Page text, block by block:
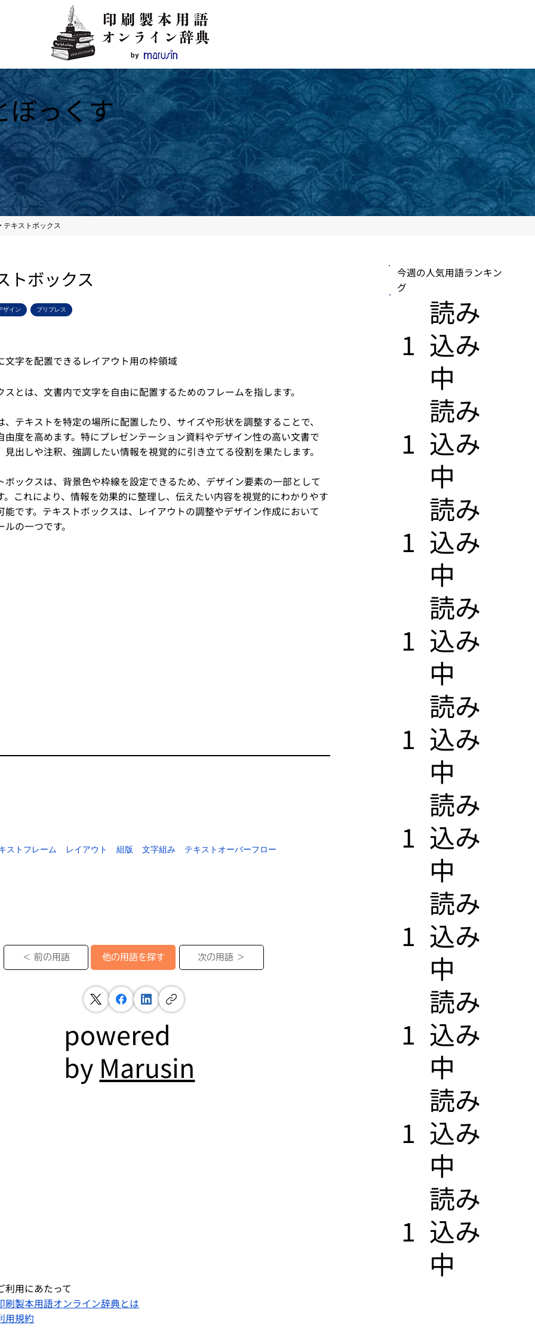
ぼっくす
テキストボックス
トボックス
ザイン プリプレス
文字を配置できるレイアウト用の枠領域
スとは、文書内で文字を自由に配置するためのフレームを指します。
、テキストを特定の場所に配置したり、サイズや形状を調整することで、
由度を高めます。特にプレゼンテーション資料やデザイン性の高い文書で
見出しや注釈、強調したい情報を視覚的に引き立てる役割を果たします。
ボックスは、背景色や枠線を設定できるため、デザイン要素の一部として
。これにより、情報を効果的に整理し、伝えたい内容を視覚的にわかりやす
能です。テキストボックスは、レイアウトの調整やデザイン作成において
の一つです。
今週の人気用語ランキン
グ
1
​読み
込み
中
1
​読み
込み
中
1
​読み
込み
中
1
​読み
込み
中
1
​読み
込み
中
1
​読み
込み
中
1
​読み
込み
中
1
​読み
込み
中
1
​読み
込み
中
1
​読み
込み
中
ストフレーム レイアウト 組版 文字組み テキストオーバーフロー
＜ 前の用語 他の用語を探す 次の用語 ＞
powered
by Marusin
利用にあたって
刷製本用語オンライン辞典とは
用規約​